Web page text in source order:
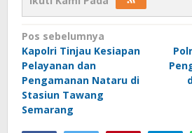
Navigasi
pos
Pos sebelumnya
Kapolri Tinjau Kesiapan
Pelayanan dan
Pengamanan Nataru di
Stasiun Tawang
Semarang